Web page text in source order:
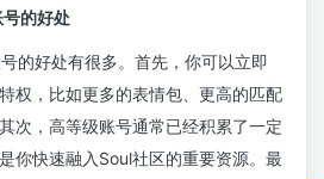
的好处
的好处有很多。首先，你可以立即
权，比如更多的表情包、更高的匹配
次，高等级账号通常已经积累了一定
你快速融入Soul社区的重要资源。最